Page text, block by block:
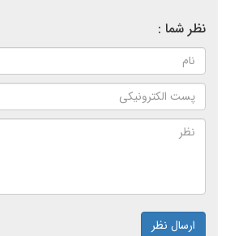
نظر شما :
ارسال نظر